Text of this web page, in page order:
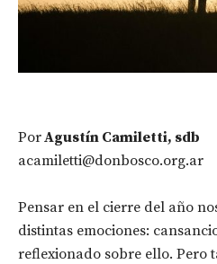
PorAgustín Camiletti, sdb
acamiletti@donbosco.org.ar
Pensar en el cierre del año
distintas emociones:
reflexionado sobre ello. Pero